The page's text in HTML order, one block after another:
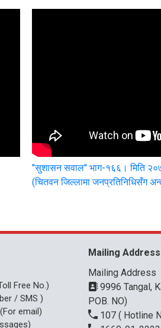
"सुशासन सवाल" भाग-१६६। मिति
(चितवन जिल्लामा जनप्रतिनिधिसँग
Free No.)
/ SMS )
(For email)
Mailing Address
Mailing Address
9996 Tangal,
POB. NO)
107 ( Hotline